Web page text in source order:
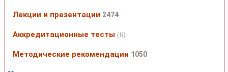
Лекции и презентации 2474
Аккредитационные тесты (6)
Методические рекомендации 1050